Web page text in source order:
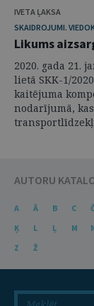
IVETA ĻAKSA
SKAIDROJUMI.
Likums
2020. gada 21.
lietā SKK-1/
kaitējuma
nodarījumā,
AUTORU
A Ā B C
Ķ
L Ļ M
Z
Ž